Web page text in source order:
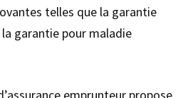
telles que la garantie
garantie pour maladie